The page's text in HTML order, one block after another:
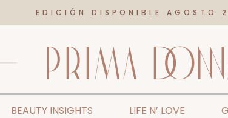
EDICIÓN DISPONIBLE AGOSTO
BEAUTY INSIGHTS LIFE N’ LOVE